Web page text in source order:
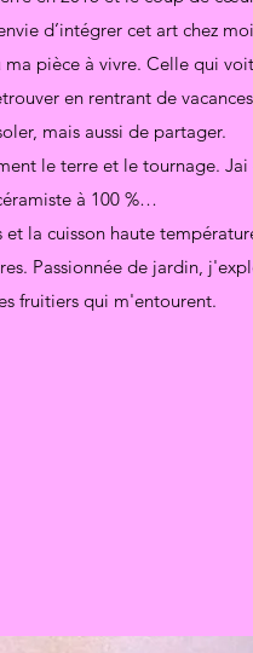
d’intégrer cet art chez
ma pièce à vivre. Celle qui
en rentrant de
mais aussi de partager.
le terre et le tournage.
à 100 %…
et la cuisson haute
Passionnée de jardin,
fruitiers qui m'entourent.